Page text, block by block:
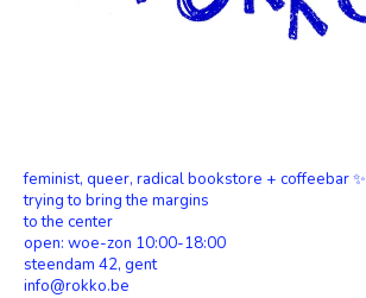
feminist, queer, radical bookstore + coffeebar ✨
trying to bring the margins
to the center
open: woe-zon 10:00-18:00
steendam 42, gent
info@rokko.be